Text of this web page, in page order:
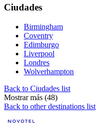
Ciudades
Birmingham
Coventry
Edimburgo
Liverpool
Londres
Wolverhampton
Back to Ciudades list
Mostrar más (48)
Back to other destinations list